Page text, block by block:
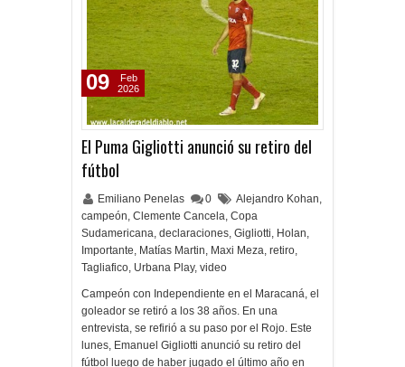
El Puma Gigliotti anunció su retiro del
fútbol
Emiliano Penelas 0 Alejandro Kohan,
campeón, Clemente Cancela, Copa
Sudamericana, declaraciones, Gigliotti, Holan,
Importante, Matías Martin, Maxi Meza, retiro,
Tagliafico, Urbana Play, video
Campeón con Independiente en el Maracaná, el
goleador se retiró a los 38 años. En una
entrevista, se refirió a su paso por el Rojo. Este
lunes, Emanuel Gigliotti anunció su retiro del
fútbol luego de haber jugado el último año en
09
Feb
2026